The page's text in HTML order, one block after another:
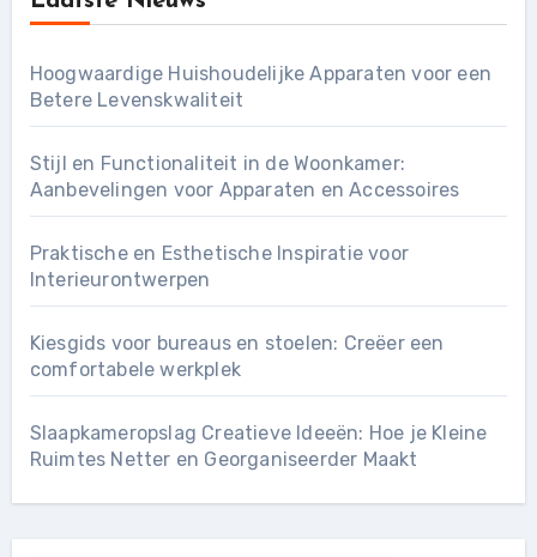
Hoogwaardige Huishoudelijke Apparaten voor een
Betere Levenskwaliteit
Stijl en Functionaliteit in de Woonkamer:
Aanbevelingen voor Apparaten en Accessoires
Praktische en Esthetische Inspiratie voor
Interieurontwerpen
Kiesgids voor bureaus en stoelen: Creëer een
comfortabele werkplek
Slaapkameropslag Creatieve Ideeën: Hoe je Kleine
Ruimtes Netter en Georganiseerder Maakt